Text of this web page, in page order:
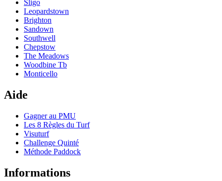
Sligo
Leopardstown
Brighton
Sandown
Southwell
Chepstow
The Meadows
Woodbine Tb
Monticello
Aide
Gagner au PMU
Les 8 Règles du Turf
Visuturf
Challenge Quinté
Méthode Paddock
Informations